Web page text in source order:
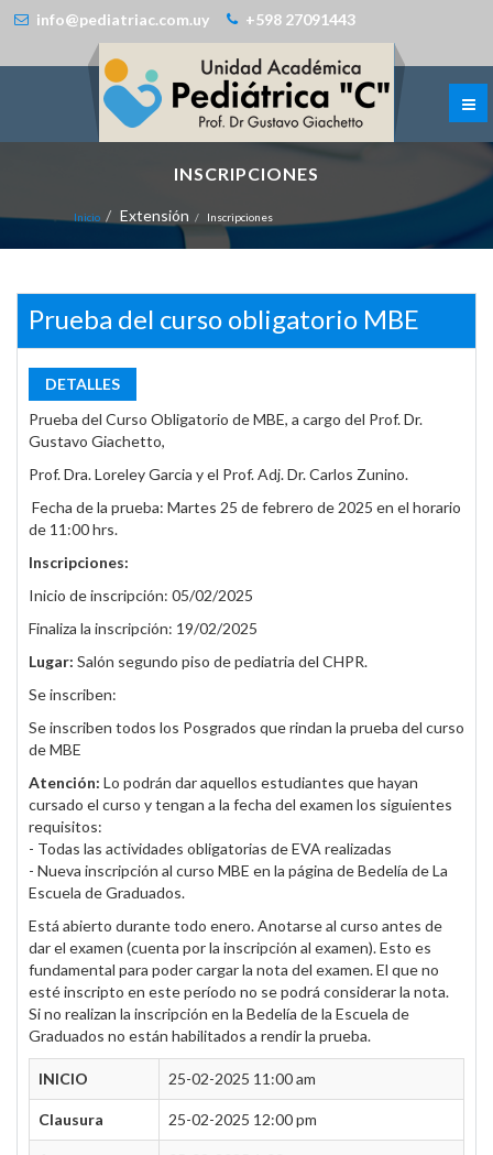
info@pediatriac.com.uy +598 27091443
INSCRIPCIONES
Inicio Extensión Inscripciones
Prueba del curso obligatorio MBE
DETALLES
Prueba del Curso Obligatorio de MBE, a cargo del Prof. Dr.
Gustavo Giachetto,
Prof. Dra. Loreley Garcia y el Prof. Adj. Dr. Carlos Zunino.
Fecha de la prueba: Martes 25 de febrero de 2025 en el horario
de 11:00 hrs.
Inscripciones:
Inicio de inscripción: 05/02/2025
Finaliza la inscripción: 19/02/2025
Lugar: Salón segundo piso de pediatria del CHPR.
Se inscriben:
Se inscriben todos los Posgrados que rindan la prueba del curso
de MBE
Atención: Lo podrán dar aquellos estudiantes que hayan
cursado el curso y tengan a la fecha del examen los siguientes
requisitos:
- Todas las actividades obligatorias de EVA realizadas
- Nueva inscripción al curso MBE en la página de Bedelía de La
Escuela de Graduados.
Está abierto durante todo enero. Anotarse al curso antes de
dar el examen (cuenta por la inscripción al examen). Esto es
fundamental para poder cargar la nota del examen. El que no
esté inscripto en este período no se podrá considerar la nota.
Si no realizan la inscripción en la Bedelía de la Escuela de
Graduados no están habilitados a rendir la prueba.
INICIO 25-02-2025 11:00 am
Clausura 25-02-2025 12:00 pm